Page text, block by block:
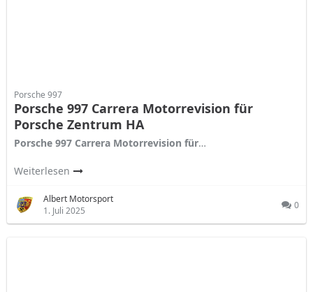
Porsche 997
Porsche 997 Carrera Motorrevision für
Porsche Zentrum HA
Porsche 997 Carrera Motorrevision für…
Weiterlesen
Albert Motorsport
1. Juli 2025
0